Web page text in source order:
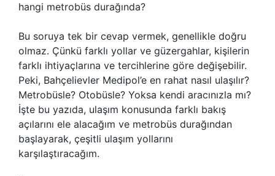
hangi metrobüs durağında?
Bu soruya tek bir cevap vermek, genellikle doğru
olmaz. Çünkü farklı yollar ve güzergahlar, kişilerin
farklı ihtiyaçlarına ve tercihlerine göre değişebilir.
Peki, Bahçelievler Medipol’e en rahat nasıl ulaşılır?
Metrobüsle? Otobüsle? Yoksa kendi aracınızla mı?
İşte bu yazıda, ulaşım konusunda farklı bakış
açılarını ele alacağım ve metrobüs durağından
başlayarak, çeşitli ulaşım yollarını
karşılaştıracağım.